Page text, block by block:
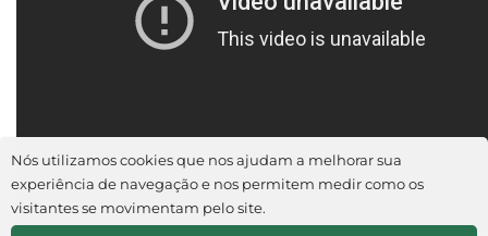
Nós utilizamos cookies que nos ajudam a melhorar sua
experiência de navegação e nos permitem medir como os
visitantes se movimentam pelo site.